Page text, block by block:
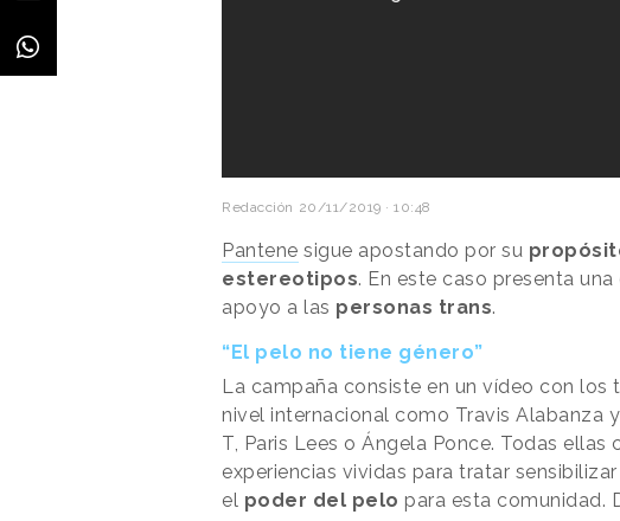
Redacción 20/11/2019 · 10:48
Pantene sigue apostando por su
estereotipos. En este caso presenta
apoyo a las personas trans.
“El pelo no tiene género”
La campaña consiste en un vídeo con
nivel internacional como Travis Alabanza
T, Paris Lees o Ángela Ponce. Todas ellas
experiencias vividas para tratar
el poder del pelo para esta comunidad.